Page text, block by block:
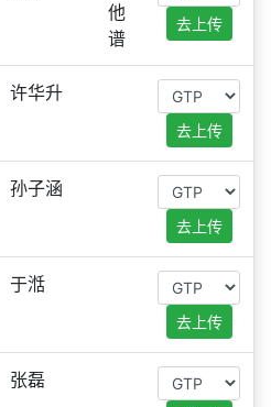
他
谱
去上传
许华升
去上传
孙子涵
去上传
于湉
去上传
张磊